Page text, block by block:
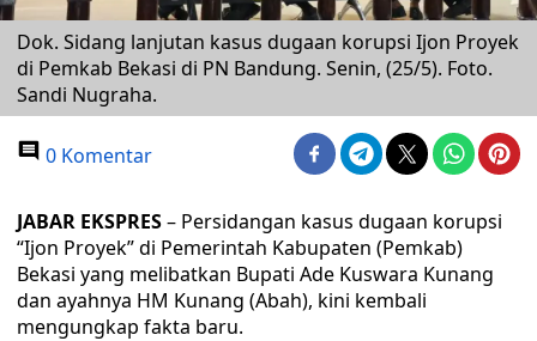
Dok. Sidang lanjutan kasus dugaan korupsi Ijon Proyek
di Pemkab Bekasi di PN Bandung. Senin, (25/5). Foto.
Sandi Nugraha.
0 Komentar
JABAR EKSPRES– Persidangan kasus dugaan korupsi
“Ijon Proyek” di Pemerintah Kabupaten (Pemkab)
Bekasi yang melibatkan Bupati Ade Kuswara Kunang
dan ayahnya HM Kunang (Abah), kini kembali
mengungkap fakta baru.